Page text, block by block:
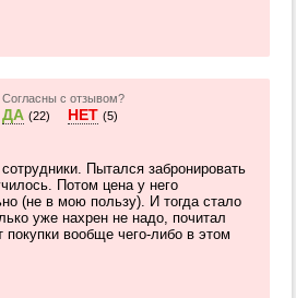
Согласны с отзывом?
ДА (22) НЕТ (5)
Пытался забронировать
Потом цена у него
(не в мою пользу). И тогда стало
уже нахрен не надо, почитал
покупки вообще чего-либо в этом